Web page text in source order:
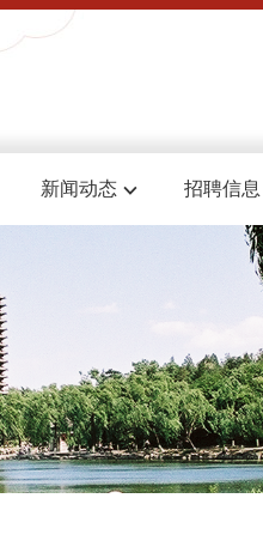
新闻动态 招聘信息